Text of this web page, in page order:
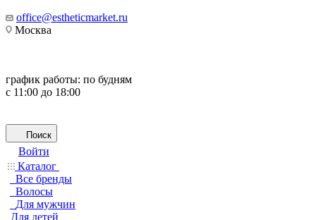
office@estheticmarket.ru
Москва
график работы: по будням
с 11:00 до 18:00
Поиск
Войти
Каталог
Все бренды
Волосы
Для мужчин
Для детей